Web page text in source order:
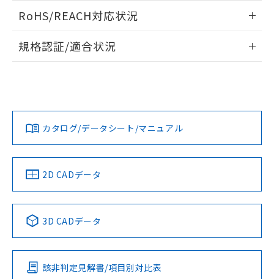
ドすることができます。
ログイン/会員登録
ダウンロードデータをご利用いただく前に、以下を必ずお読
みください。
ソフトウェアの使用条件
RoHS/REACH対応状況
EU RoHS 注意事項・凡例
対応済み
中国 RoHS 注意事項・凡例
Pb Hg Cd Cr(VI)
O
規格認証/適合状況
カタログ/データシート/マニュアル
2D CADデータ
3D CADデータ
該非判定見解書/項目別対比表